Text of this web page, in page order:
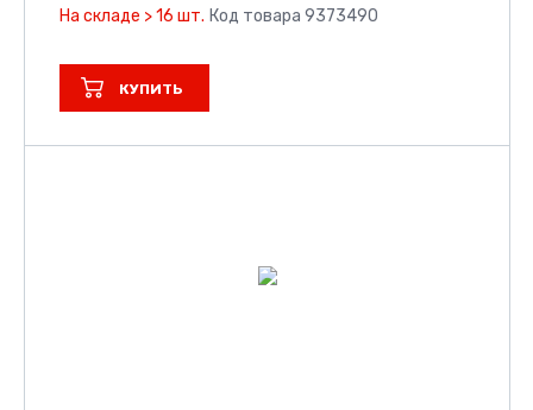
На складе > 16 шт. Код товара 9373490
КУПИТЬ